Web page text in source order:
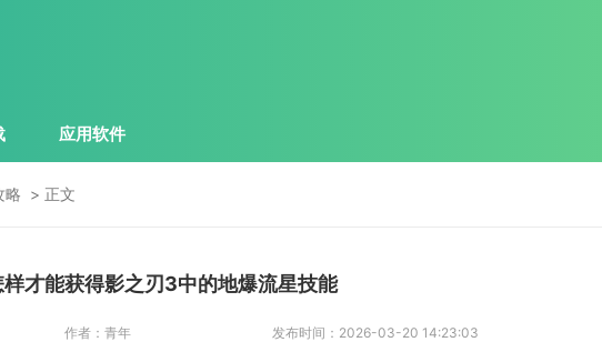
应用软件
略 正文
样才能获得影之刃3中的地爆流星技能
作者： 青年 发布时间： 2026-03-20 14:23:03